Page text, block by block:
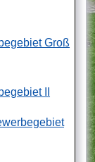
Groß
II